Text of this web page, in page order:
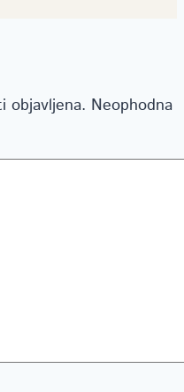
objavljena. Neophodna